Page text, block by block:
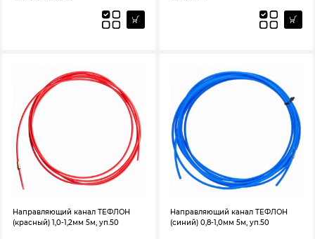
Направляющий канал ТЕФЛОН
(красный) 1,0-1,2мм 5м, уп.50
Направляющий канал ТЕФЛОН
(синий) 0,8-1,0мм 5м, уп.50